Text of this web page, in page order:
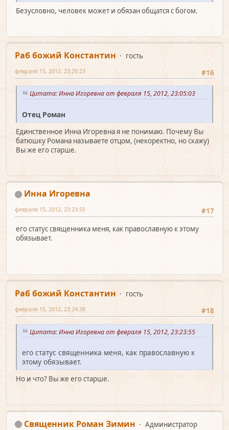
Безусловно, человек может и обязан общатся с богом.
Раб божий Константин
гость
#16
февраля 15, 2012, 23:20:23
Цитата: Инна Игоревна от февраля 15, 2012, 23:05:03
Отец Роман
Единственное Инна Игоревна я не понимаю. Почему Вы
батюшку Романа называете отцом, (некоректно, но скажу)
Вы же его старше.
Инна Игоревна
#17
февраля 15, 2012, 23:23:55
его статус священника меня, как православную к этому
обязывает.
Раб божий Константин
гость
#18
февраля 15, 2012, 23:24:38
Цитата: Инна Игоревна от февраля 15, 2012, 23:23:55
его статус священника меня, как православную к
этому обязывает.
Но и что? Вы же его старше.
Священник Роман Зимин
Администратор